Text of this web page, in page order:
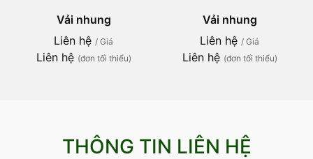
Vải nhung
Liên hệ / Giá
Liên hệ (đơn tối thiểu)
Vải nhung
Liên hệ / Giá
Liên hệ (đơn tối thiểu)
THÔNG TIN LIÊN HỆ